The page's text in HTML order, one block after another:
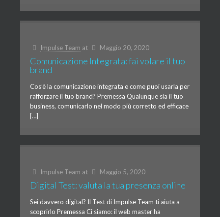
Impulse Team at Maggio 20, 2020
Comunicazione Integrata: fai volare il tuo
brand
Cos’è la comunicazione integrata e come puoi usarla per
rafforzare il tuo brand? Premessa Qualunque sia il tuo
business, comunicarlo nel modo più corretto ed efficace
[…]
Impulse Team at Maggio 5, 2020
Digital Test: valuta la tua presenza online
Sei davvero digital? Il Test di Impulse Team ti aiuta a
scoprirlo Premessa Ci siamo: il web master ha